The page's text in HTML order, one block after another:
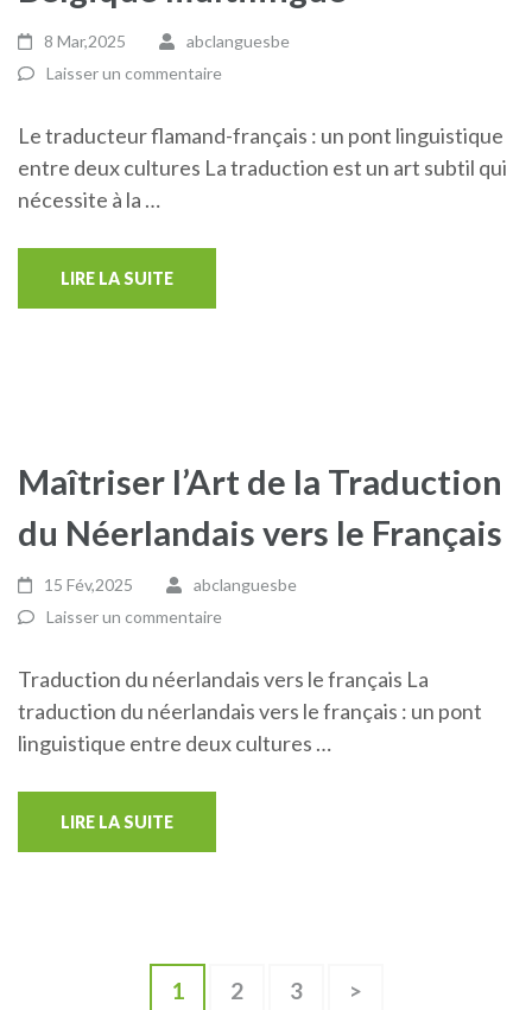
8 Mar,2025
abclanguesbe
Laisser un commentaire
Le traducteur flamand-français : un pont linguistique
entre deux cultures La traduction est un art subtil qui
nécessite à la …
LIRE LA SUITE
Maîtriser l’Art de la Traduction
du Néerlandais vers le Français
15 Fév,2025
abclanguesbe
Laisser un commentaire
Traduction du néerlandais vers le français La
traduction du néerlandais vers le français : un pont
linguistique entre deux cultures …
LIRE LA SUITE
Page
1 Page
2 Page
3 >